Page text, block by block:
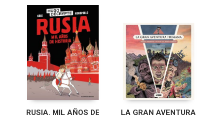
RUSIA. MIL AÑOS DE
LA GRAN AVENTURA